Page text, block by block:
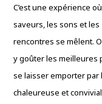
C’est une expérience
saveurs, les sons et les
rencontres se mêlent.
y goûter les meilleures
se laisser emporter par
chaleureuse et